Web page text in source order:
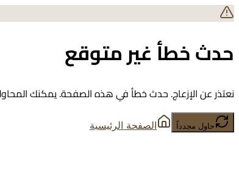
حدث خطأ غير متوقع
نعتذر عن الإزعاج. حدث خطأ في هذه الصفحة. يمكنك
حاول مجدداً الصفحة الرئيسية